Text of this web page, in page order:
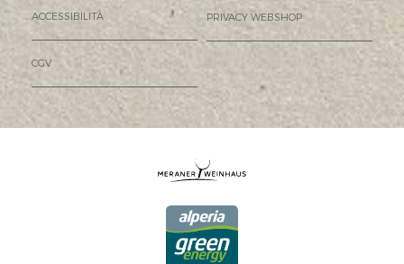
ACCESSIBILITÀ PRIVACY WEBSHOP
CGV